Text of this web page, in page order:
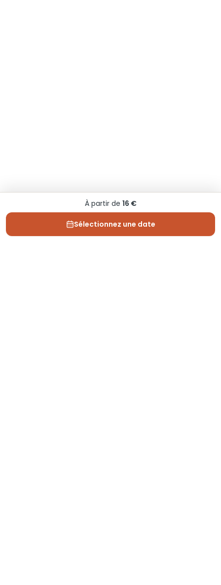
À partir de 16 €
Sélectionnez une date